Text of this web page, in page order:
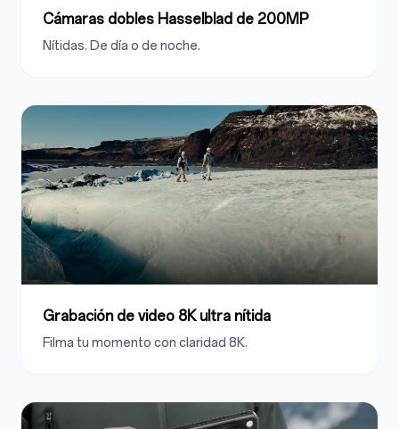
Cámaras dobles Hasselblad de 200MP
Nítidas. De día o de noche.
Grabación de video 8K ultra nítida
Filma tu momento con claridad 8K.